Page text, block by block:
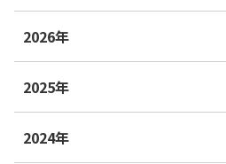
2026年
2025年
2024年